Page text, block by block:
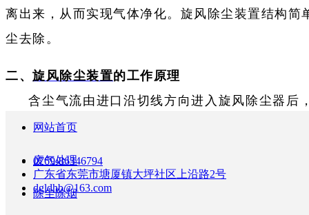
离出来，从而实现气体净化。旋风除尘装置结构
尘去除。
二、 旋风除尘装置的工作原理
含尘气流由进口沿切线方向进入旋风除尘器后
下的气流称为外涡旋（外涡流），外涡旋到达锥
作旋转运动时，尘粒在惯性离心力推动下移向外
沿壁面落入灰斗实现净化。
网站首页
废气处理
除尘除烟
0769-86346794
广东省东莞市塘厦镇大坪社区上沿路2号
dgldhb@163.com